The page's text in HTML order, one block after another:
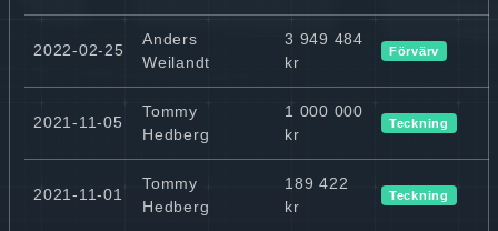
2022-02-25
Anders
Weilandt
3 949 484
kr
Förvärv
2021-11-05
Tommy
Hedberg
1 000 000
kr
Teckning
2021-11-01
Tommy
Hedberg
189 422
kr
Teckning